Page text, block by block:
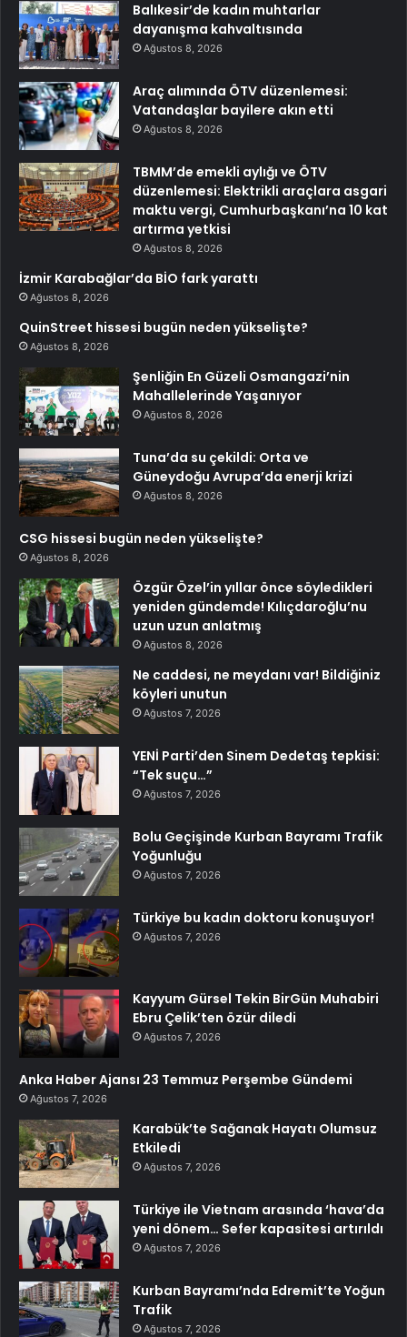
Balıkesir’de kadın muhtarlar
dayanışma kahvaltısında
Ağustos 8, 2026
Araç alımında ÖTV düzenlemesi:
Vatandaşlar bayilere akın etti
Ağustos 8, 2026
TBMM’de emekli aylığı ve ÖTV
düzenlemesi: Elektrikli araçlara asgari
maktu vergi, Cumhurbaşkanı’na 10 kat
artırma yetkisi
Ağustos 8, 2026
İzmir Karabağlar’da BİO fark yarattı
Ağustos 8, 2026
QuinStreet hissesi bugün neden yükselişte?
Ağustos 8, 2026
Şenliğin En Güzeli Osmangazi’nin
Mahallelerinde Yaşanıyor
Ağustos 8, 2026
Tuna’da su çekildi: Orta ve
Güneydoğu Avrupa’da enerji krizi
Ağustos 8, 2026
CSG hissesi bugün neden yükselişte?
Ağustos 8, 2026
Özgür Özel’in yıllar önce söyledikleri
yeniden gündemde! Kılıçdaroğlu’nu
uzun uzun anlatmış
Ağustos 8, 2026
Ne caddesi, ne meydanı var! Bildiğiniz
köyleri unutun
Ağustos 7, 2026
YENİ Parti’den Sinem Dedetaş tepkisi:
“Tek suçu…”
Ağustos 7, 2026
Bolu Geçişinde Kurban Bayramı Trafik
Yoğunluğu
Ağustos 7, 2026
Türkiye bu kadın doktoru konuşuyor!
Ağustos 7, 2026
Kayyum Gürsel Tekin BirGün Muhabiri
Ebru Çelik’ten özür diledi
Ağustos 7, 2026
Anka Haber Ajansı 23 Temmuz Perşembe Gündemi
Ağustos 7, 2026
Karabük’te Sağanak Hayatı Olumsuz
Etkiledi
Ağustos 7, 2026
Türkiye ile Vietnam arasında ‘hava’da
yeni dönem… Sefer kapasitesi artırıldı
Ağustos 7, 2026
Kurban Bayramı’nda Edremit’te Yoğun
Trafik
Ağustos 7, 2026